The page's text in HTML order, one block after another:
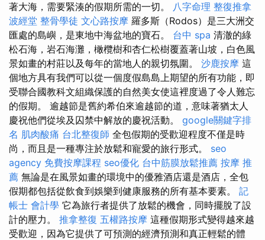
著大海，需要緊湊的假期所需的一切。 八字命理 整復推拿
波經堂 整骨學徒 文心路按摩 羅多斯（Rodos）是三大洲交
匯處的島嶼，是東地中海盆地的寶石。 台中 spa 清澈的綠
松石海，岩石海灘，橄欖樹和杏仁松樹覆蓋著山坡，白色風
景如畫的村莊以及每年的當地人的親切氛圍。 沙鹿按摩 這
個地方具有我們可以從一個度假島島上期望的所有功能，即
受聯合國教科文組織保護的自然美女使這裡度過了令人難忘
的假期。 逾越節是舊約希伯來逾越節的道，意味著猶太人
慶祝他們從埃及囚禁中解放的慶祝活動。 google關鍵字排
名 肌肉酸痛 台北整復師 全包假期的受歡迎程度不僅是時
尚，而且是一種專注於放鬆和寵愛的旅行形式。 seo
agency 免費按摩課程 seo優化 台中筋膜放鬆推薦 按摩 推
薦 無論是在風景如畫的環境中的優雅酒店還是酒店，全包
假期都包括從飲食到娛樂到健康服務的所有基本要素。 記
帳士 會計學 它為旅行者提供了放鬆的機會，同時擺脫了設
計的壓力。 推拿整復 五權路按摩 這種假期形式變得越來越
受歡迎，因為它提供了可預測的經濟預測和真正輕鬆的體